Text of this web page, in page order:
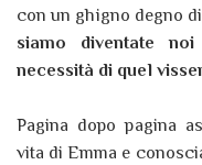
con un ghigno degno
siamo diventate
necessità di quel
Pagina dopo pagina
vita di Emma e